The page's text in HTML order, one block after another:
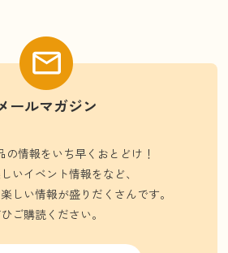
ールマガジン
の情報をいち早くおとどけ！
いイベント情報をなど、
しい情報が盛りだくさんです。
ご購読ください。